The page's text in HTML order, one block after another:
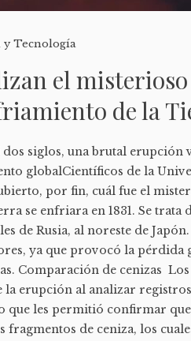
y Tecnología
el
de la
dos siglos, una brutal
globalCientíficos de la
por fin, cuál fue el
se enfriara en 1831. Se
de Rusia, al noreste de
ya que provocó la pérdida
Comparación de cenizas
la erupción al analizar
que les permitió confirmar
fragmentos de ceniza, los